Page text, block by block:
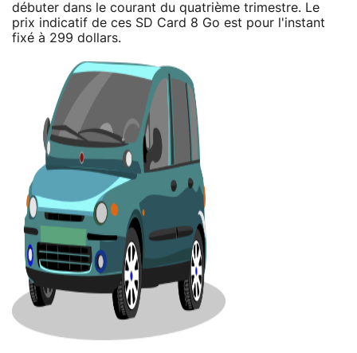
débuter dans le courant du quatrième trimestre. Le
prix indicatif de ces SD Card 8 Go est pour l'instant
fixé à 299 dollars.